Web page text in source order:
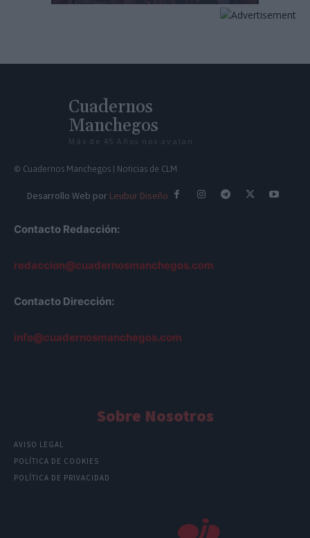
Cuadernos
Manchegos
Más de 45 Años nos avalan
© Cuadernos Manchegos | Noticias de CLM
Desarrollo Web por Leubur Diseño
Contacto Redacción:
redaccion@cuadernosmanchegos.com
Contacto Dirección:
info@cuadernosmanchegos.com
Sobre Nosotros
AVISO LEGAL
POLÍTICA DE COOKIES
POLÍTICA DE PRIVACIDAD